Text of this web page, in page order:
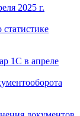
2025 г.
1С в апреле